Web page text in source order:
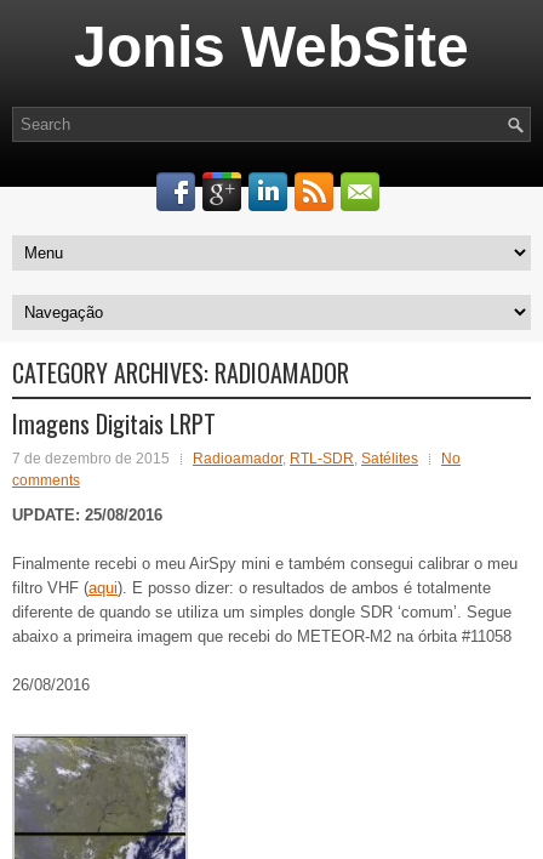
Jonis WebSite
CATEGORY ARCHIVES: RADIOAMADOR
Imagens Digitais LRPT
7 de dezembro de 2015 Radioamador, RTL-SDR, Satélites
No
comments
UPDATE: 25/08/2016
Finalmente recebi o meu AirSpy mini e também consegui calibrar o meu
filtro VHF (aqui). E posso dizer: o resultados de ambos é totalmente
diferente de quando se utiliza um simples dongle SDR ‘comum’. Segue
abaixo a primeira imagem que recebi do METEOR-M2 na órbita #11058
26/08/2016